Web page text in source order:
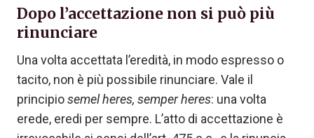
Dopo l’accettazione non si può più
rinunciare
Una volta accettata l’eredità, in modo espresso o
tacito, non è più possibile rinunciare. Vale il
principiosemel heres, semper heres: una volta
erede, eredi per sempre. L’atto di accettazione è